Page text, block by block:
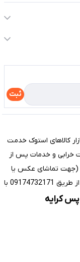
ثبت
کالاهای استوک خدمت
در صورت خرابی و خدمات پس از
(جهت تماشای عکس یا
فیلم کالای موردنظرتان، راهنمایی و مشاوره خرید از طریق 09174732171 با
کرایه